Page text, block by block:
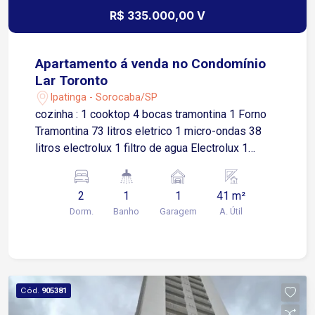
R$ 335.000,00 V
Apartamento á venda no Condomínio
Lar Toronto
Ipatinga - Sorocaba/SP
cozinha : 1 cooktop 4 bocas tramontina 1 Forno
Tramontina 73 litros eletrico 1 micro-ondas 38
litros electrolux 1 filtro de agua Electrolux 1
Maquina lava e seca Samsumg 1 Pedra em
quartzo branco 1 cuba 50x40 Arell 1 Torneira
Docol premium 1 tanque inox Tramontina 1
Painel Ripado na sala 1 mesa de jantar 4 cadeiras
em metal preto 1 ar-condicionado LG de 9 btus
2
Dorm.
1
Banho
1
Garagem
41 m²
A. Útil
Cód. 905381